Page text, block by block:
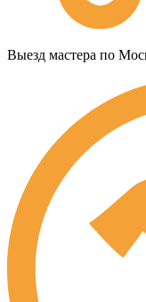
Выезд мастера по